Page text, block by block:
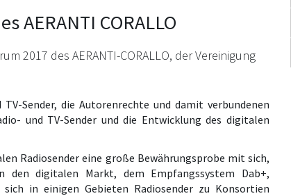
AERANTI CORALLO
2017 des AERANTI-CORALLO, der Vereinigung
Sender, die Autorenrechte und damit verbundenen
und TV-Sender und die Entwicklung des digitalen
Radiosender eine große Bewährungsprobe mit sich,
digitalen Markt, dem Empfangssystem Dab+,
in einigen Gebieten Radiosender zu Konsortien